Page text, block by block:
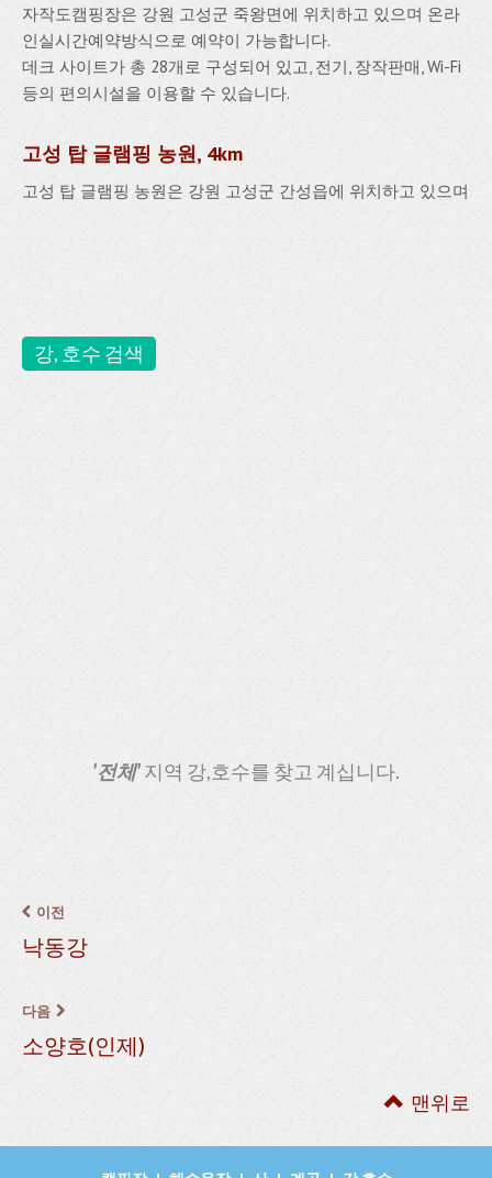
자작도캠핑장은 강원 고성군 죽왕면에 위치하고 있으며 온라
인실시간예약방식으로 예약이 가능합니다.
데크 사이트가 총 28개로 구성되어 있고, 전기, 장작판매, Wi-Fi
등의 편의시설을 이용할 수 있습니다.
고성 탑 글램핑 농원, 4km
고성 탑 글램핑 농원은 강원 고성군 간성읍에 위치하고 있으며
강, 호수 검색
'전체'지역 강,호수를 찾고 계십니다.
이전
낙동강
다음
소양호(인제)
맨위로